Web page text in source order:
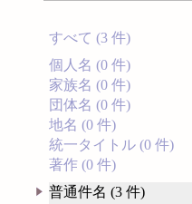
すべて (3 件)
個人名 (0 件)
家族名 (0 件)
団体名 (0 件)
地名 (0 件)
統一タイトル (0 件)
著作 (0 件)
普通件名 (3 件)